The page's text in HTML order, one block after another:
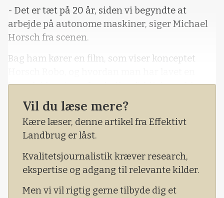
- Det er tæt på 20 år, siden vi begyndte at
arbejde på autonome maskiner, siger Michael
Horsch fra scenen.
Bag ham kører en film, som viser konceptet
komplet løsning, så robotten faktisk også kan
transporteres mellem marker – i modsætning
til mange andre autonome redskabsbærere.
Gennemført og gennemtænkt. Men nu er
projektet stoppet, meddeler Horsch-
grundlæggeren.
- Giver det mening, spørger han retorisk ud i
rummet og svarer selv:
Vil du læse mere?
Kære læser, denne artikel fra Effektivt
Landbrug er låst.
Kvalitetsjournalistik kræver research,
ekspertise og adgang til relevante kilder.
Men vi vil rigtig gerne tilbyde dig et